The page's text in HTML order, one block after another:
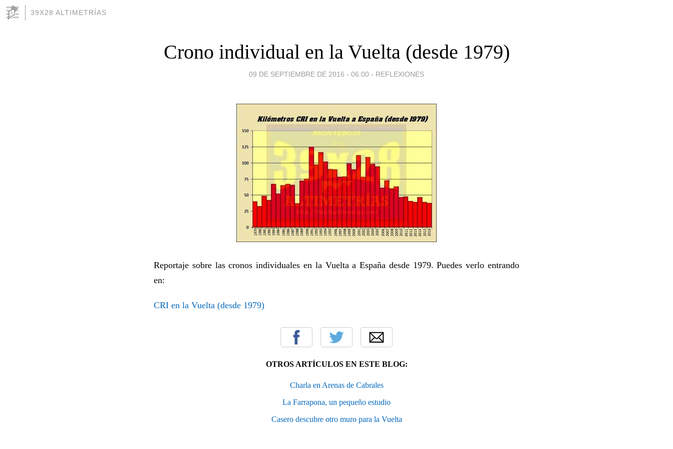
39X28 ALTIMETRÍAS
Crono individual en la Vuelta (desde 1979)
09 DE SEPTIEMBRE DE 2016 - 06:00 - REFLEXIONES
Reportaje sobre las cronos individuales en la Vuelta a España desde 1979. Puedes verlo entrando
en:
CRI en la Vuelta (desde 1979)
OTROS ARTÍCULOS EN ESTE BLOG:
Charla en Arenas de Cabrales
La Farrapona, un pequeño estudio
Casero descubre otro muro para la Vuelta